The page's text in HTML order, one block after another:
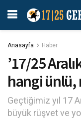
Anasayfa Haber
’17/25
hangi ünlü,
Geçtiğimiz yıl 17
büyük rüşvet ve